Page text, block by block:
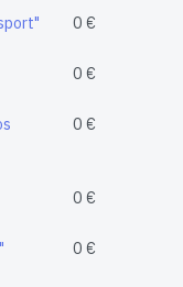
0 €
0 €
0 €
0 €
0 €